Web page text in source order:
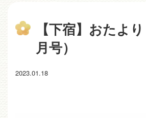
【下宿】おたよ
月号）
2023.01.18